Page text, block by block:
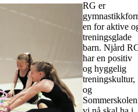
RG er
en for aktive
treningsglade
barn. Njård
har en positiv
og hyggelig
treningskultur,
og
Sommerskolen